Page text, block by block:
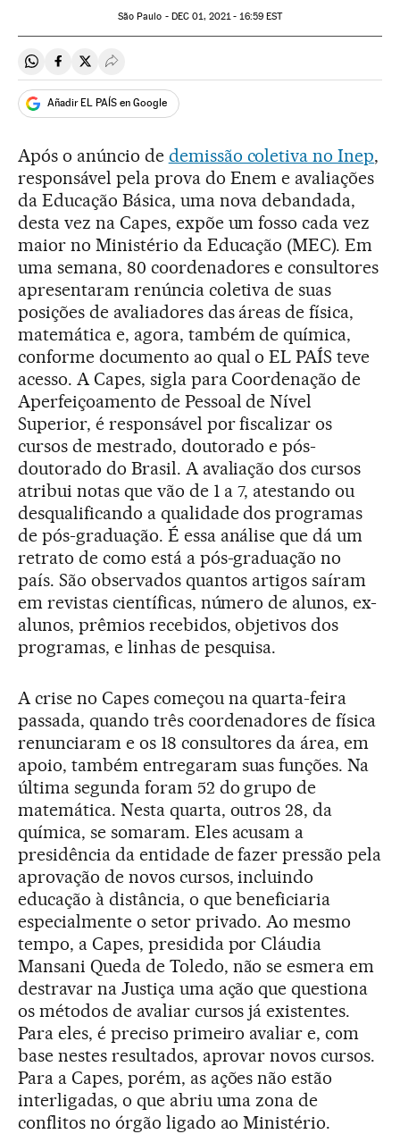
São Paulo - DEC 01, 2021 - 16:59EST
Compartir en Whatsapp
Compartir en Facebook
Compartir en Twitter
Desplegar Redes Sociales
Añadir EL PAÍS en Google
Após o anúncio de demissão coletiva no Inep,
responsável pela prova do Enem e avaliações
da Educação Básica, uma nova debandada,
desta vez na Capes, expõe um fosso cada vez
maior no Ministério da Educação (MEC). Em
uma semana, 80 coordenadores e consultores
apresentaram renúncia coletiva de suas
posições de avaliadores das áreas de física,
matemática e, agora, também de química,
conforme documento ao qual o EL PAÍS teve
acesso. A Capes, sigla para Coordenação de
Aperfeiçoamento de Pessoal de Nível
Superior, é responsável por fiscalizar os
cursos de mestrado, doutorado e pós-
doutorado do Brasil. A avaliação dos cursos
atribui notas que vão de 1 a 7, atestando ou
desqualificando a qualidade dos programas
de pós-graduação. É essa análise que dá um
retrato de como está a pós-graduação no
país. São observados quantos artigos saíram
em revistas científicas, número de alunos, ex-
alunos, prêmios recebidos, objetivos dos
programas, e linhas de pesquisa.
A crise no Capes começou na quarta-feira
passada, quando três coordenadores de física
renunciaram e os 18 consultores da área, em
apoio, também entregaram suas funções. Na
última segunda foram 52 do grupo de
matemática. Nesta quarta, outros 28, da
química, se somaram. Eles acusam a
presidência da entidade de fazer pressão pela
aprovação de novos cursos, incluindo
educação à distância, o que beneficiaria
especialmente o setor privado. Ao mesmo
tempo, a Capes, presidida por Cláudia
Mansani Queda de Toledo, não se esmera em
destravar na Justiça uma ação que questiona
os métodos de avaliar cursos já existentes.
Para eles, é preciso primeiro avaliar e, com
base nestes resultados, aprovar novos cursos.
Para a Capes, porém, as ações não estão
interligadas, o que abriu uma zona de
conflitos no órgão ligado ao Ministério.